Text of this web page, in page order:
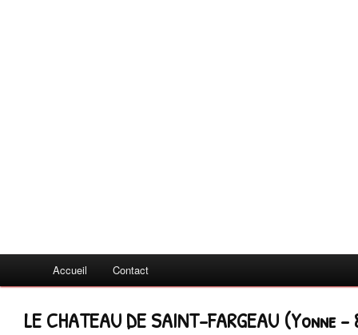
Accueil Contact
LE CHATEAU DE SAINT-FARGEAU (Yonne -